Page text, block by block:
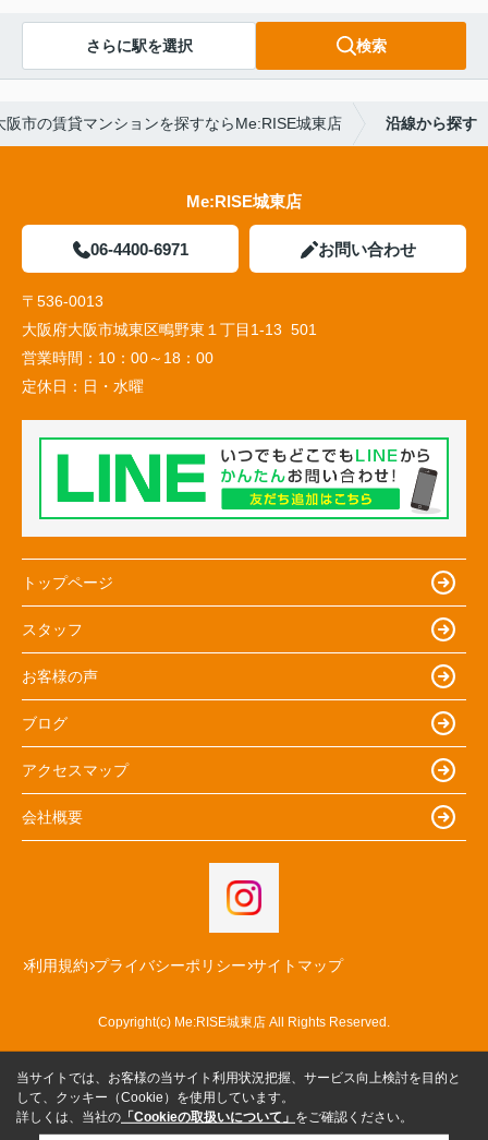
さらに駅を選択 検索
阪市の賃貸マンションを探すならMe:RISE城東店 沿線から探す
Me:RISE城東店
06-4400-6971 お問い合わせ
〒536-0013
大阪府大阪市城東区鴫野東１丁目1-13 501
営業時間： 10：00～18：00
定休日： 日・水曜
トップページ
スタッフ
お客様の声
ブログ
アクセスマップ
会社概要
利用規約 プライバシーポリシー サイトマップ
Copyright(c) Me:RISE城東店 All Rights Reserved.
当サイトでは、お客様の当サイト利用状況把握、サービス向上検討を目的と
して、クッキー（Cookie）を使用しています。
詳しくは、当社の 「Cookieの取扱いについて」 をご確認ください。